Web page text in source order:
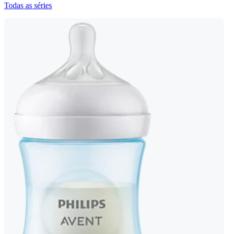
Todas as séries